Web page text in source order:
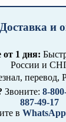
и
от 1 дня:
России и
перевод,
Звоните: 8-
887-49-17
в WhatsApp